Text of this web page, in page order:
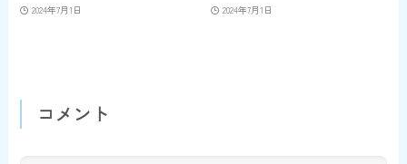
2024年7月1日 2024年7月1日
コメント